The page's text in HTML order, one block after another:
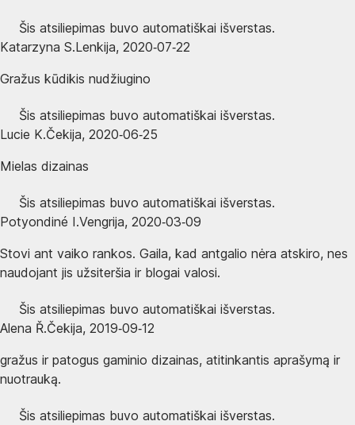
Šis atsiliepimas buvo automatiškai išverstas.
Katarzyna S.Lenkija, 2020‑07‑22
Gražus kūdikis nudžiugino
Šis atsiliepimas buvo automatiškai išverstas.
Lucie K.Čekija, 2020‑06‑25
Mielas dizainas
Šis atsiliepimas buvo automatiškai išverstas.
Potyondiné I.Vengrija, 2020‑03‑09
Stovi ant vaiko rankos. Gaila, kad antgalio nėra atskiro, nes
naudojant jis užsiteršia ir blogai valosi.
Šis atsiliepimas buvo automatiškai išverstas.
Alena Ř.Čekija, 2019‑09‑12
gražus ir patogus gaminio dizainas, atitinkantis aprašymą ir
nuotrauką.
Šis atsiliepimas buvo automatiškai išverstas.